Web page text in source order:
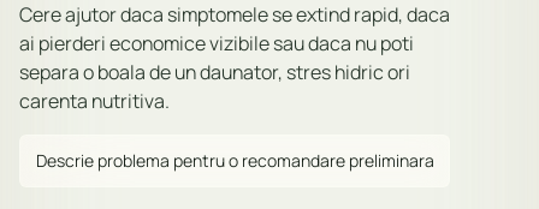
Cere ajutor daca simptomele se extind rapid, daca
ai pierderi economice vizibile sau daca nu poti
separa o boala de un daunator, stres hidric ori
carenta nutritiva.
Descrie problema pentru o recomandare preliminara